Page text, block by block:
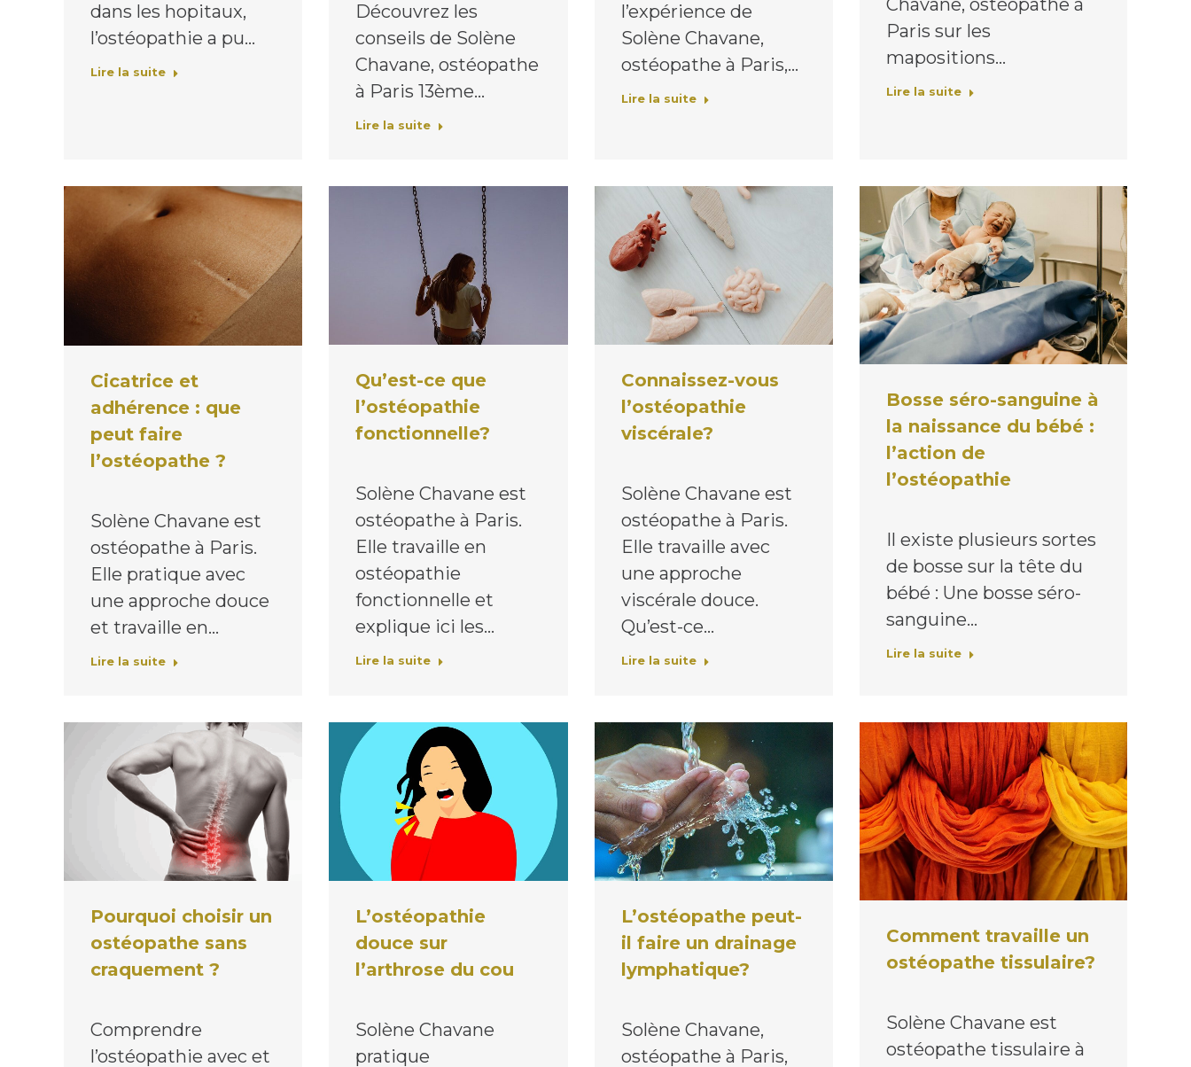
dans les hopitaux,
l’ostéopathie a pu…
Lire la suite
Découvrez les
conseils de Solène
Chavane, ostéopathe
à Paris 13ème…
Lire la suite
l’expérience de
Solène Chavane,
ostéopathe à Paris,…
Lire la suite
Chavane, ostéopathe à
Paris sur les
mapositions…
Lire la suite
Cicatrice et
adhérence : que
peut faire
l’ostéopathe ?
Solène Chavane est
ostéopathe à Paris.
Elle pratique avec
une approche douce
et travaille en…
Lire la suite
Qu’est-ce que
l’ostéopathie
fonctionnelle?
Solène Chavane est
ostéopathe à Paris.
Elle travaille en
ostéopathie
fonctionnelle et
explique ici les…
Lire la suite
Connaissez-vous
l’ostéopathie
viscérale?
Solène Chavane est
ostéopathe à Paris.
Elle travaille avec
une approche
viscérale douce.
Qu’est-ce…
Lire la suite
Bosse séro-sanguine à
la naissance du bébé :
l’action de
l’ostéopathie
Il existe plusieurs sortes
de bosse sur la tête du
bébé : Une bosse séro-
sanguine…
Lire la suite
Pourquoi choisir un
ostéopathe sans
craquement ?
Comprendre
l’ostéopathie avec et
L’ostéopathie
douce sur
l’arthrose du cou
Solène Chavane
pratique
L’ostéopathe peut-
il faire un drainage
lymphatique?
Solène Chavane,
ostéopathe à Paris,
Comment travaille un
ostéopathe tissulaire?
Solène Chavane est
ostéopathe tissulaire à